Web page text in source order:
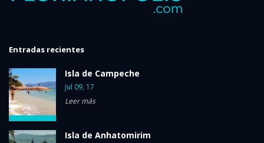
Entradas recientes
Isla de Campeche
Jul 09, 17
Leer más
Isla de Anhatomirim